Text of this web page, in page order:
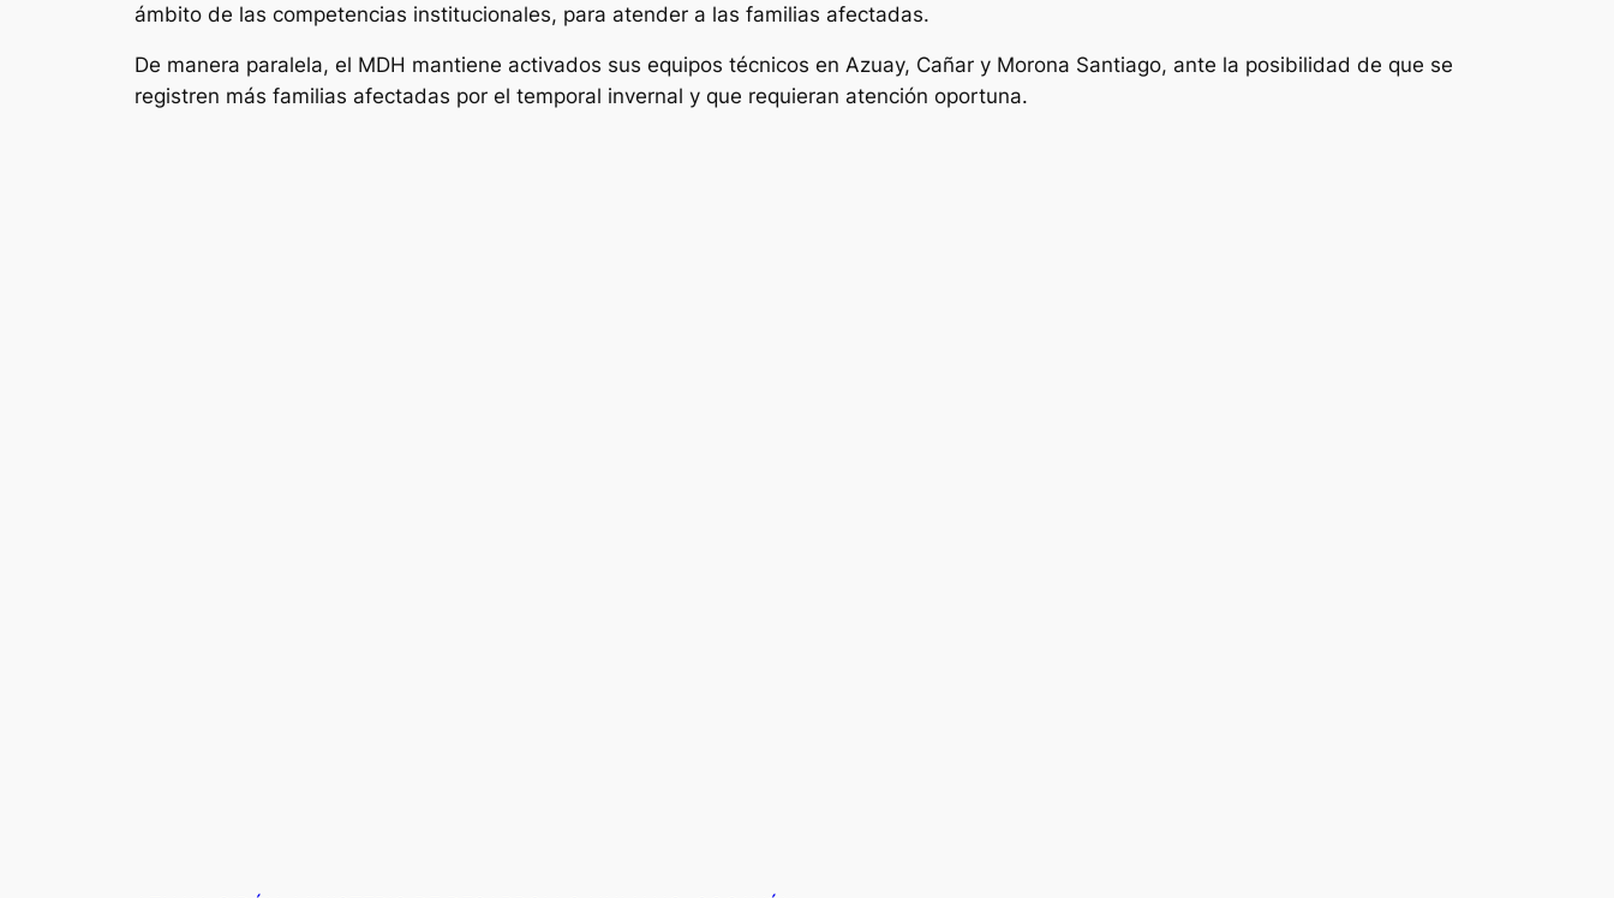
ámbito de las competencias institucionales, para atender a las familias afectadas.
De manera paralela, el MDH mantiene activados sus equipos técnicos en Azuay, Cañar y Morona Santiago, ante la posibilidad de que se
registren más familias afectadas por el temporal invernal y que requieran atención oportuna.